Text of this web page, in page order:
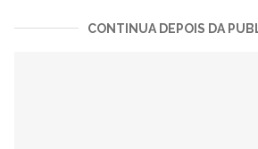
CONTINUA DEPOIS DA